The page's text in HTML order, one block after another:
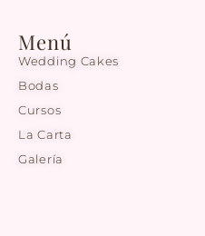
Menú
Wedding Cakes
Bodas
Cursos
La Carta
Galería